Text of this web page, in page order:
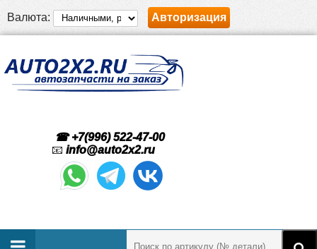
Валюта: Авторизация
☎ +7(996) 522-47-00
📧 info@auto2x2.ru